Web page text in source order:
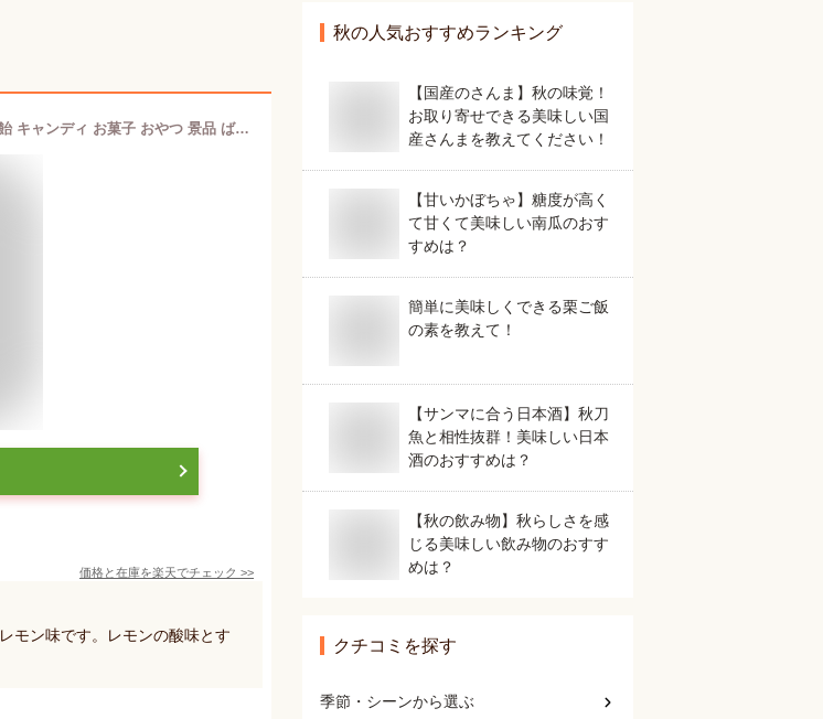
味覚糖 ノンシュガービタミンC＆Dのど飴 64g×6入 (砂糖不使用 飴 キャンディ お菓子 おやつ 景品 ばらまき まとめ買い)*
価格と在庫を楽天でチェック >>
モン味です。レモンの酸味とす
秋の人気おすすめランキング
【国産のさんま】秋の味覚！
お取り寄せできる美味しい国
産さんまを教えてください！
【甘いかぼちゃ】糖度が高く
て甘くて美味しい南瓜のおす
すめは？
簡単に美味しくできる栗ご飯
の素を教えて！
【サンマに合う日本酒】秋刀
魚と相性抜群！美味しい日本
酒のおすすめは？
【秋の飲み物】秋らしさを感
じる美味しい飲み物のおすす
めは？
クチコミを探す
季節・シーンから選ぶ